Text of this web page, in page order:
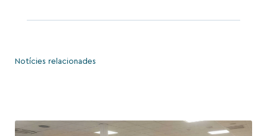
Notícies relacionades